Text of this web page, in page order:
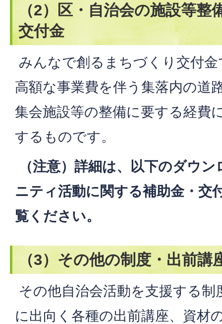
（2）区・自治会の施設等整
交付金
みんなで創るまちづくり交付
高額な事業費を伴う集落内の道
集会施設等の整備に要する経費
するものです。
（注意）詳細は、以下のダウ
ニティ活動に関する補助金・交
覧ください。
（3）その他の制度・出前講
その他自治会活動を支援する制
に出向く各種の出前講座、資材